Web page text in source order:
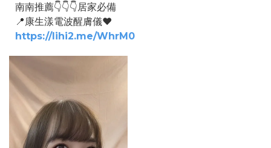
南南推薦👇👇👇居家必備
📍康生漾電波醒膚儀❤️
https://lihi2.me/WhrM0